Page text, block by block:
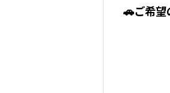
🚗ご希望